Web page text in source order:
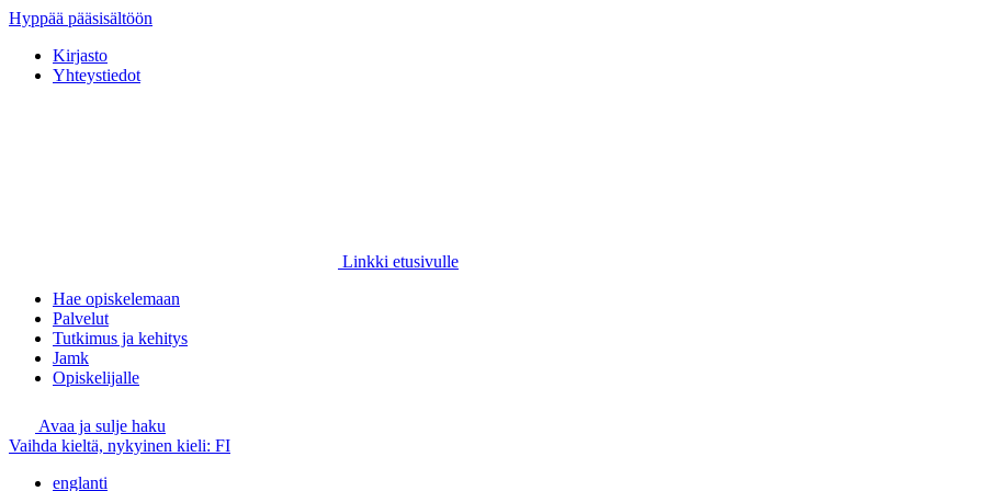
Hyppää pääsisältöön
Kirjasto
Yhteystiedot
Linkki etusivulle
Hae opiskelemaan
Palvelut
Tutkimus ja kehitys
Jamk
Opiskelijalle
Avaa ja sulje haku
Vaihda kieltä, nykyinen kieli: FI
englanti